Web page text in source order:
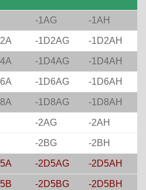
-1AG -1AH
-1D2AG -1D2AH
-1D4AG -1D4AH
-1D6AG -1D6AH
-1D8AG -1D8AH
-2AG -2AH
-2BG -2BH
-2D5AG -2D5AH
-2D5BG -2D5BH